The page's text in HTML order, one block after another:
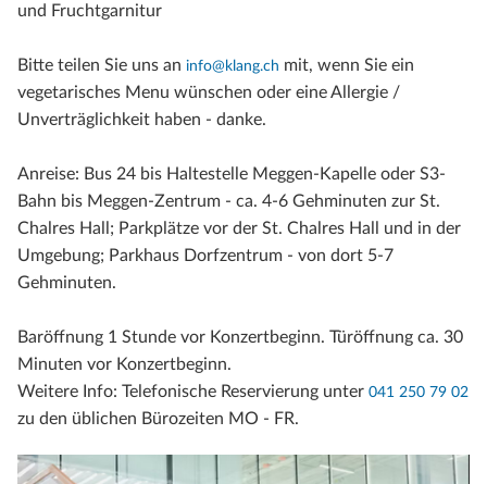
und Fruchtgarnitur
Bitte teilen Sie uns an info@klang.ch mit, wenn Sie ein
vegetarisches Menu wünschen oder eine Allergie /
Unverträglichkeit haben - danke.
Anreise: Bus 24 bis Haltestelle Meggen-Kapelle oder S3-
Bahn bis Meggen-Zentrum - ca. 4-6 Gehminuten zur St.
Chalres Hall; Parkplätze vor der St. Chalres Hall und in der
Umgebung; Parkhaus Dorfzentrum - von dort 5-7
Gehminuten.
Baröffnung 1 Stunde vor Konzertbeginn. Türöffnung ca. 30
Minuten vor Konzertbeginn.
Weitere Info: Telefonische Reservierung unter 041 250 79 02
zu den üblichen Bürozeiten MO - FR.